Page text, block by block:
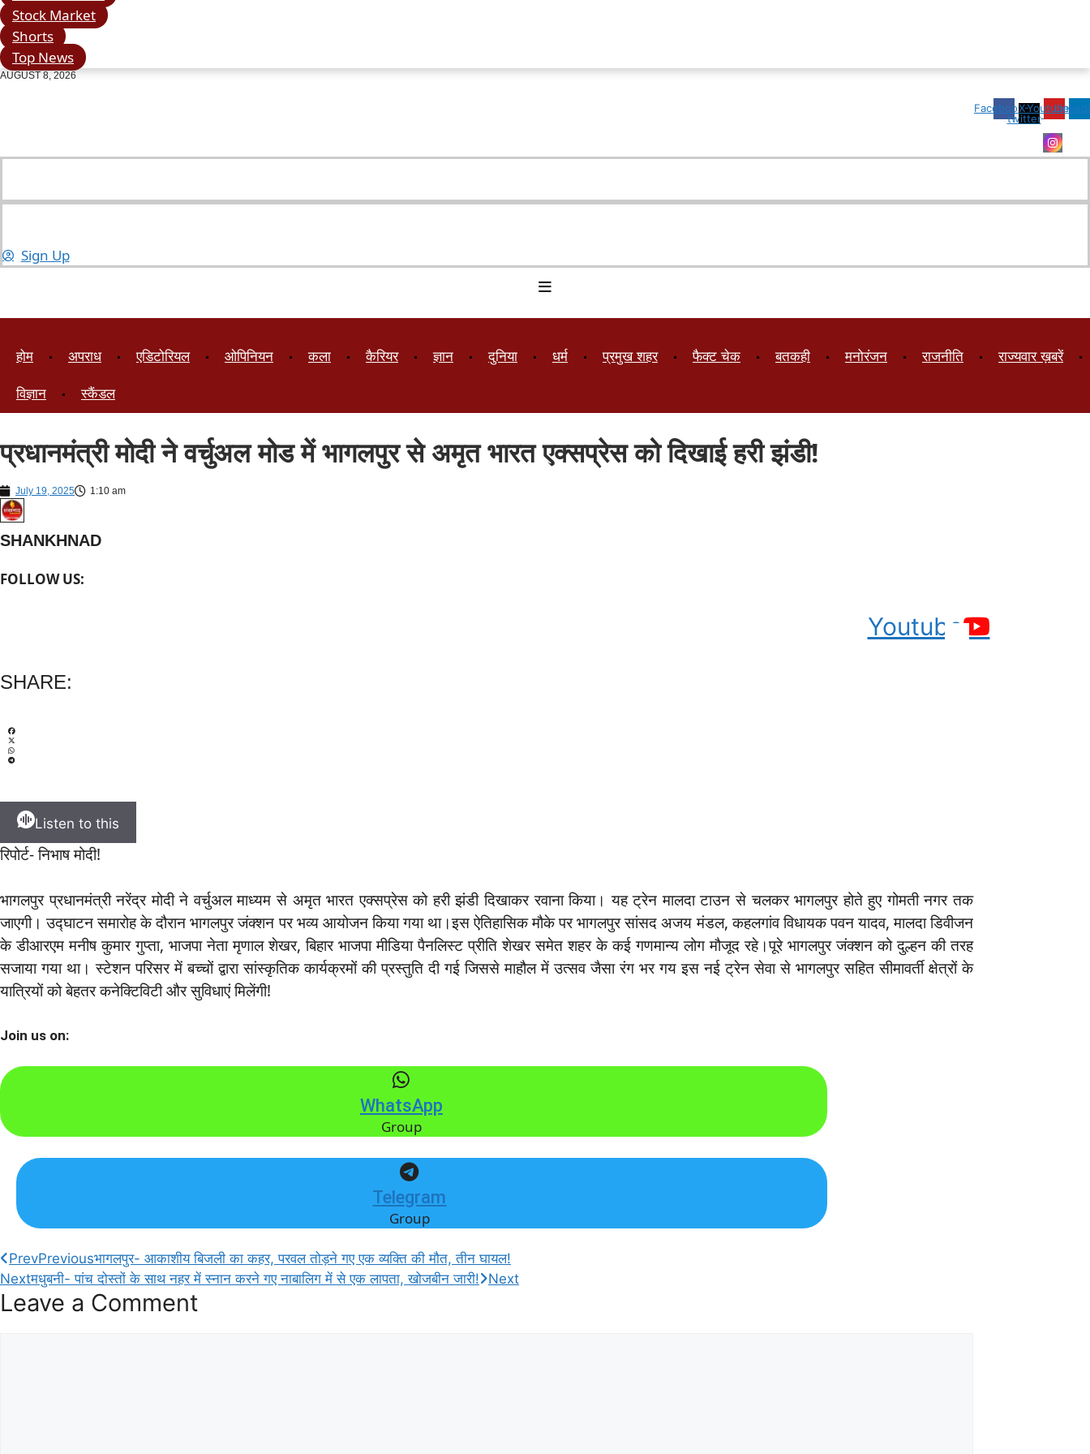
Stock Market
Shorts
Top News
AUGUST 8, 2026
FacebookX-
twitter
Youtube
Sign Up
होम अपराध एडिटोरियल ओपिनियन कला कैरियर ज्ञान दुनिया धर्म प्रमुख शहर फैक्ट चेक बतकही मनोरंजन राजनीति राज्यवार ख़बरें
विज्ञान स्कैंडल
प्रधानमंत्री मोदी ने वर्चुअल मोड में भागलपुर से अमृत भारत एक्सप्रेस को दिखाई हरी झंडी!
July 19, 2025 1:10 am
SHANKHNAD
FOLLOW US:
Youtube
SHARE:
Listen to this
रिपोर्ट- निभाष मोदी!
भागलपुर प्रधानमंत्री नरेंद्र मोदी ने वर्चुअल माध्यम से अमृत भारत एक्सप्रेस को हरी झंडी दिखाकर रवाना किया। यह ट्रेन मालदा टाउन से चलकर भागलपुर होते हुए गोमती नगर तक
जाएगी। उद्घाटन समारोह के दौरान भागलपुर जंक्शन पर भव्य आयोजन किया गया था।इस ऐतिहासिक मौके पर भागलपुर सांसद अजय मंडल, कहलगांव विधायक पवन यादव, मालदा डिवीजन
के डीआरएम मनीष कुमार गुप्ता, भाजपा नेता मृणाल शेखर, बिहार भाजपा मीडिया पैनलिस्ट प्रीति शेखर समेत शहर के कई गणमान्य लोग मौजूद रहे।पूरे भागलपुर जंक्शन को दुल्हन की तरह
सजाया गया था। स्टेशन परिसर में बच्चों द्वारा सांस्कृतिक कार्यक्रमों की प्रस्तुति दी गई जिससे माहौल में उत्सव जैसा रंग भर गय इस नई ट्रेन सेवा से भागलपुर सहित सीमावर्ती क्षेत्रों के
यात्रियों को बेहतर कनेक्टिविटी और सुविधाएं मिलेंगी!
Join us on:
WhatsApp
Group
Telegram
Group
PrevPreviousभागलपुर- आकाशीय बिजली का कहर, परवल तोड़ने गए एक व्यक्ति की मौत, तीन घायल!
Nextमधुबनी- पांच दोस्तों के साथ नहर में स्नान करने गए नाबालिग में से एक लापता, खोजबीन जारी! Next
Leave a Comment